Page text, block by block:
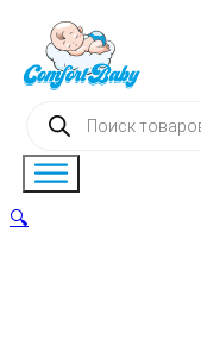
Поиск
товаров
🔍